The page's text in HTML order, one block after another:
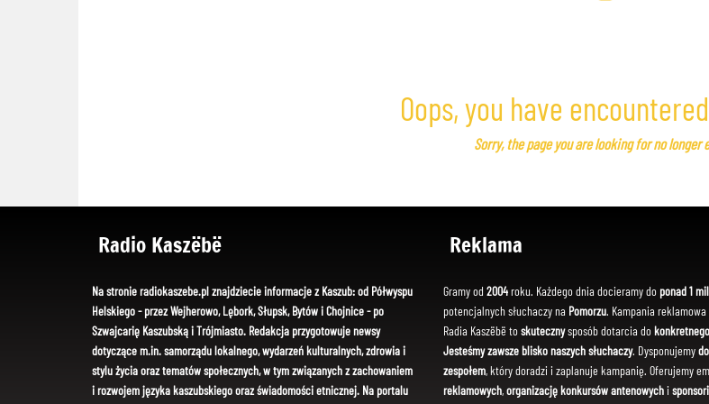
Oops, you have
Sorry, the page you are looking for no longer
Radio Kaszëbë
Na stronie radiokaszebe.pl znajdziecie informacje z Kaszub: od Półwyspu
Helskiego - przez Wejherowo, Lębork, Słupsk, Bytów i Chojnice - po
Szwajcarię Kaszubską i Trójmiasto. Redakcja przygotowuje newsy
dotyczące m.in. samorządu lokalnego, wydarzeń kulturalnych, zdrowia i
stylu życia oraz tematów społecznych, w tym związanych z zachowaniem
i rozwojem języka kaszubskiego oraz świadomości etnicznej. Na portalu
Reklama
Gramy od 2004roku. Każdego dnia docieramy do ponad 1
potencjalnych słuchaczy na Pomorzu. Kampania
Radia Kaszëbë toskutecznysposób dotarcia dokonkretnego
Jesteśmy zawsze blisko naszych słuchaczy. Dysponujemy
zespołem, który doradzi i zaplanuje kampanię. Oferujemy
reklamowych,organizację konkursów antenowychi